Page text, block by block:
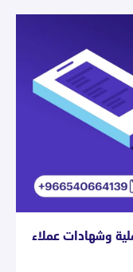
وشهادات عملاء